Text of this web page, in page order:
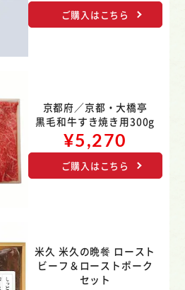
ご購入はこちら
京都府／京都・大橋亭
黒毛和牛すき焼き用300g
¥5,270
ご購入はこちら
米久 米久の晩餐 ロースト
ビーフ＆ ローストポーク
セット